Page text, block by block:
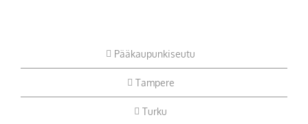
Pääkaupunkiseutu
Tampere
Turku